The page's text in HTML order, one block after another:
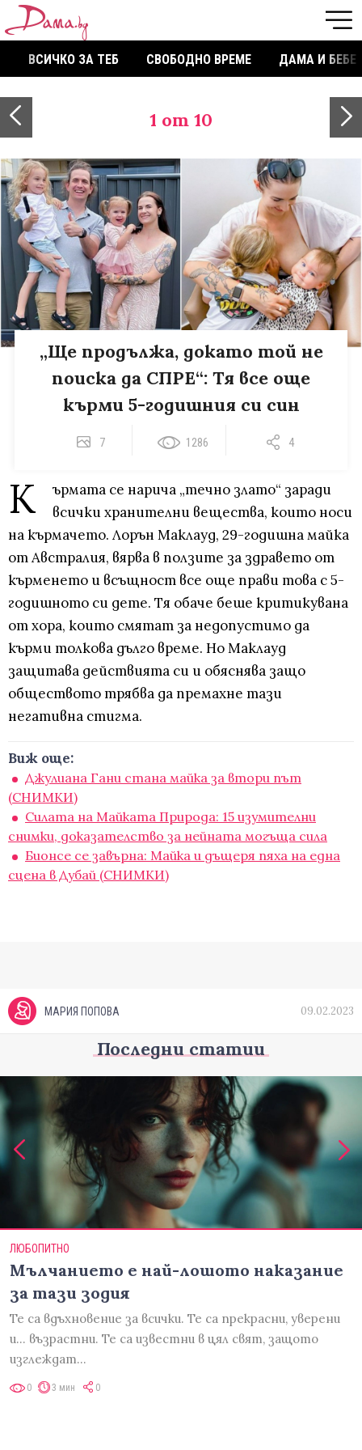
ВСИЧКО ЗА ТЕБ СВОБОДНО ВРЕМЕ ДАМА И БЕБЕ
1 от 10
„Ще продължа, докато той не
поиска да СПРЕ“: Тя все още
кърми 5-годишния си син
7 1286 4
К
ърмата се нарича „течно злато“ заради
всички хранителни вещества, които носи
на кърмачето. Лорън Маклауд, 29-годишна майка
от Австралия, вярва в ползите за здравето от
кърменето и всъщност все още прави това с 5-
годишното си дете. Тя обаче беше критикувана
от хора, които смятат за недопустимо да
кърми толкова дълго време. Но Маклауд
защитава действията си и обяснява защо
обществото трябва да премахне тази
негативна стигма.
Виж още:
Джулиана Гани стана майка за втори път
(СНИМКИ)
Силата на Майката Природа: 15 изумителни
снимки, доказателство за нейната могъща сила
Бионсе се завърна: Майка и дъщеря пяха на една
сцена в Дубай (СНИМКИ)
МАРИЯ ПОПОВА 09.02.2023
Последни статии
ЛЮБОПИТНО
Мълчанието е най-лошото наказание
за тази зодия
Те са вдъхновение за всички. Те са прекрасни, уверени
и... възрастни. Те са известни в цял свят, защото
изглеждат…
0 3 мин 0